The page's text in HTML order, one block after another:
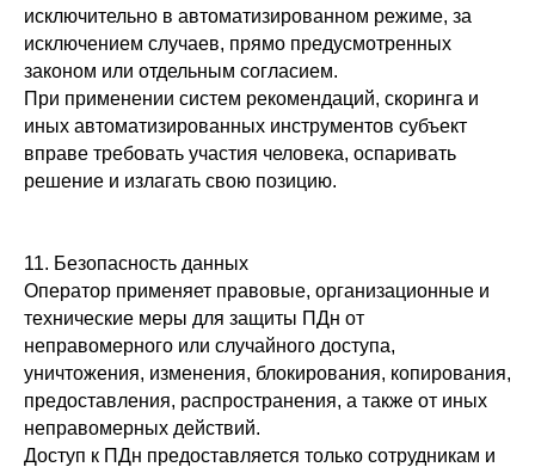
исключительно в автоматизированном режиме, за
исключением случаев, прямо предусмотренных
законом или отдельным согласием.
При применении систем рекомендаций, скоринга и
иных автоматизированных инструментов субъект
вправе требовать участия человека, оспаривать
решение и излагать свою позицию.
11. Безопасность данных
Оператор применяет правовые, организационные и
технические меры для защиты ПДн от
неправомерного или случайного доступа,
уничтожения, изменения, блокирования, копирования,
предоставления, распространения, а также от иных
неправомерных действий.
Доступ к ПДн предоставляется только сотрудникам и